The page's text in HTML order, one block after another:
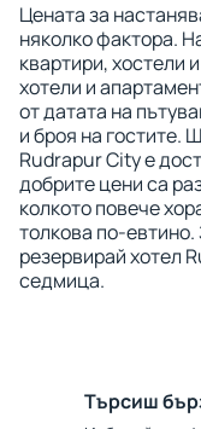
Цената за
няколко фактора.
квартири, хостели
хотели и
от датата на
и броя на гостите.
Rudrapur City е
добрите цени са
колкото повече
толкова по-
резервирай хотел
седмица.
Търсиш